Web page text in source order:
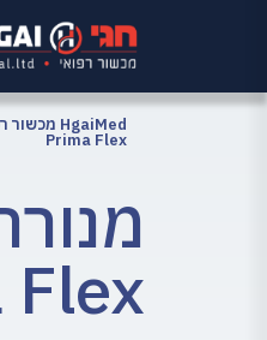
HgaiMed מכשור רפואי
Prima Flex
Flex